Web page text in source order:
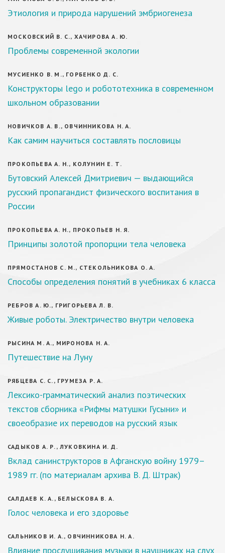
Этиология и природа нарушений эмбриогенеза
МОСКОВСКИЙ В. С., ХАЧИРОВА А. Ю.
Проблемы современной экологии
МУСИЕНКО В. М., ГОРБЕНКО Д. С.
Конструкторы lego и робототехника в современном
школьном образовании
НОВИЧКОВ А. В., ОВЧИННИКОВА Н. А.
Как самим научиться составлять пословицы
ПРОКОПЬЕВА А. Н., КОЛУНИН Е. Т.
Бутовский Алексей Дмитриевич — выдающийся
русский пропагандист физического воспитания в
России
ПРОКОПЬЕВА А. Н., ПРОКОПЬЕВ Н. Я.
Принципы золотой пропорции тела человека
ПРЯМОСТАНОВ С. М., СТЕКОЛЬНИКОВА О. А.
Способы определения понятий в учебниках 6 класса
РЕБРОВ А. Ю., ГРИГОРЬЕВА Л. В.
Живые роботы. Электричество внутри человека
РЫСИНА М. А., МИРОНОВА Н. А.
Путешествие на Луну
РЯБЦЕВА С. С., ГРУМЕЗА Р. А.
Лексико-грамматический анализ поэтических
текстов сборника «Рифмы матушки Гусыни» и
своеобразие их переводов на русский язык
САДЫКОВ А. Р., ЛУКОВКИНА И. Д.
Вклад санинструкторов в Афганскую войну 1979–
1989 гг. (по материалам архива В. Д. Штрак)
САЛДАЕВ К. А., БЕЛЫСКОВА В. А.
Голос человека и его здоровье
САЛЬНИКОВ И. А., ОВЧИННИКОВА Н. А.
Влияние прослушивания музыки в наушниках на слух